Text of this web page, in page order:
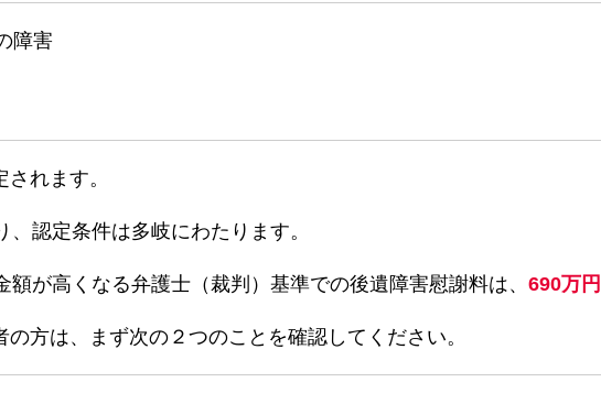
障害
れます。
認定条件は多岐にわたります。
が高くなる弁護士（裁判）基準での後遺障害慰謝料は、 690万円
方は、まず次の２つのことを確認してください。